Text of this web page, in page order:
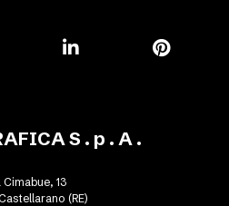
S . p . A .
Cimabue, 13
(RE)